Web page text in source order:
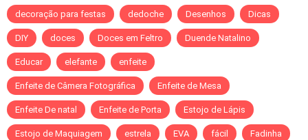
decoração para festas dedoche Desenhos Dicas
DIY doces Doces em Feltro Duende Natalino
Educar elefante enfeite
Enfeite de Câmera Fotográfica Enfeite de Mesa
Enfeite De natal Enfeite de Porta Estojo de Lápis
Estojo de Maquiagem estrela EVA fácil Fadinha